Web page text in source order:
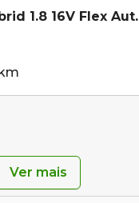
1.8 16V Flex Aut.
Ver mais